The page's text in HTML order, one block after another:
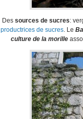
Des sources de sucres:
productrices de sucres. Le
culture de la morille